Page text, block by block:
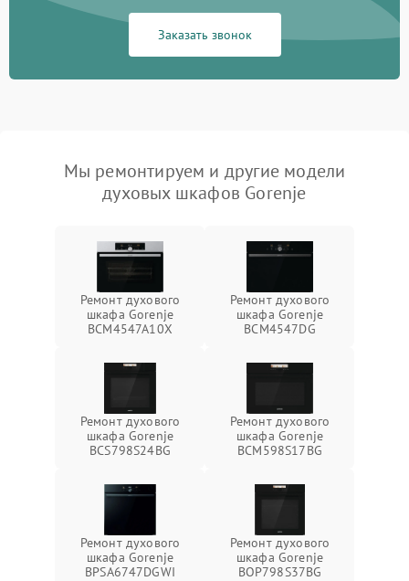
Заказать звонок
Мы ремонтируем и другие модели
духовых шкафов Gorenje
Ремонт духового
шкафа Gorenje
BCM4547A10X
Ремонт духового
шкафа Gorenje
BCM4547DG
Ремонт духового
шкафа Gorenje
BCS798S24BG
Ремонт духового
шкафа Gorenje
BCM598S17BG
Ремонт духового
шкафа Gorenje
BPSA6747DGWI
Ремонт духового
шкафа Gorenje
BOP798S37BG